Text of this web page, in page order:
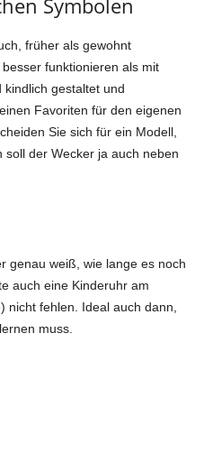
früher als gewohnt
funktionieren als mit
kindlich gestaltet und
Favoriten für den eigenen
Sie sich für ein Modell,
der Wecker ja auch neben
genau weiß, wie lange es noch
auch eine Kinderuhr am
nicht fehlen. Ideal auch dann,
muss.